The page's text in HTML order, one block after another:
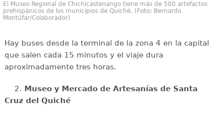
El Museo Regional de Chichicastenango tiene más de 500 artefactos
prehispánicos de los municipios de Quiché. (Foto: Bernardo
Montúfar/Colaborador)
Hay buses desde la terminal de la zona 4 en la capital
que salen cada 15 minutos y el viaje dura
aproximadamente tres horas.
2. Museo y Mercado de Artesanías de Santa
Cruz del Quiché